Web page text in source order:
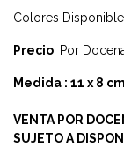
Colores
Precio: Por
Medida : 11 x 8
VENTA POR
SUJETO A